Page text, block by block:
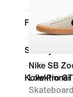
Färg(1)
Skohöjd
Kollektioner
Nike SB
Low Pro GT